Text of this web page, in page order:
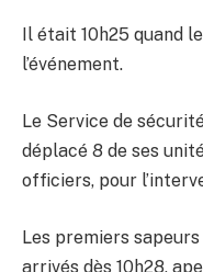
Il était 10h25 quand
l’événement.
Le Service de
déplacé 8 de ses
officiers, pour
Les premiers
arrivés dès 10h28,